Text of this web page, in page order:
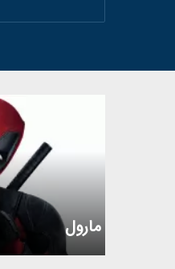
مارول